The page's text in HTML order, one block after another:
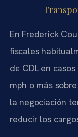
En Frederick
fiscales
de CDL en
mph o más
la negociación
reducir los